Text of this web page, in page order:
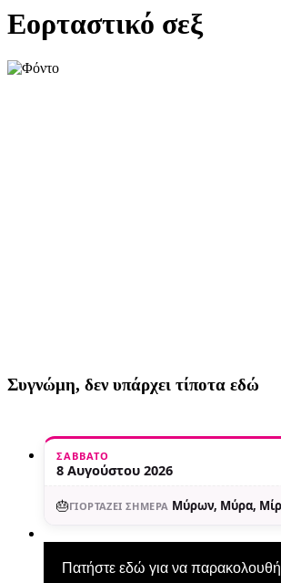
Εορταστικό σεξ
Συγνώμη, δεν υπάρχει τίποτα εδώ
ΣΆΒΒΑΤΟ
8 Αυγούστου 2026
🎂ΓΙΟΡΤΆΖΕΙ ΣΉΜΕΡΑ Μύρων, Μύρα,
Πατήστε εδώ για να